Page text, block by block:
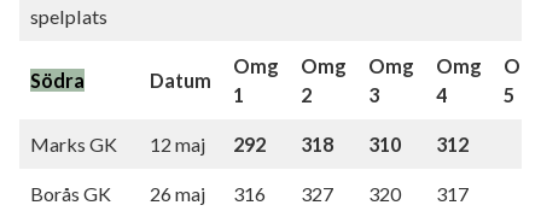
spelplats
Södra Datum
Omg
1
Omg
2
Omg
3
Omg
4
5
Marks GK 12 maj 292 318 310 312
Borås GK 26 maj 316 327 320 317